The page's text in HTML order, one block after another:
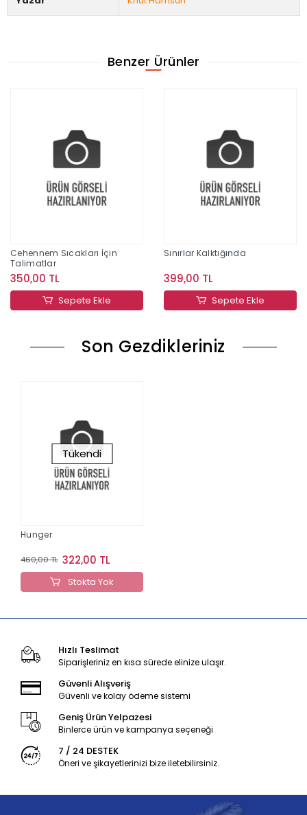
Benzer Ürünler
Cehennem Sıcakları İçin
Talimatlar
350,00 TL
Sepete Ekle
Sınırlar Kalktığında
399,00 TL
Sepete Ekle
Son Gezdikleriniz
Tükendi
Hunger
460,00 TL 322,00 TL
Stokta Yok
Hızlı Teslimat
Siparişleriniz en kısa sürede elinize ulaşır.
Güvenli Alışveriş
Güvenli ve kolay ödeme sistemi
Geniş Ürün Yelpazesi
Binlerce ürün ve kampanya seçeneği
7 / 24 DESTEK
Öneri ve şikayetlerinizi bize iletebilirsiniz.